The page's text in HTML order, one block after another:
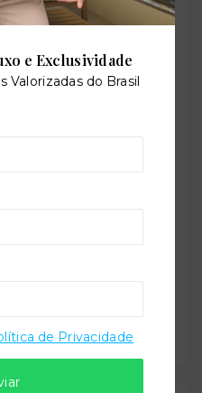
e Exclusividade
Valorizadas do Brasil
de Privacidade